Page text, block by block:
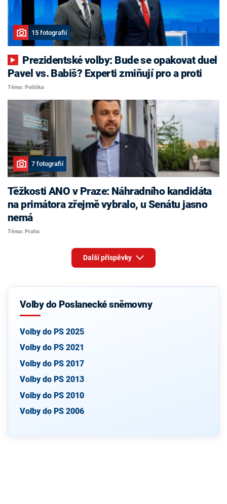
15 fotografií
Pavel vs. Babiš? Experti zmiňují pro a proti
Téma: Politika
7 fotografií
Těžkosti ANO v Praze: Náhradního kandidáta
na primátora zřejmě vybralo, u Senátu jasno
nemá
Téma: Praha
Další příspěvky
Volby do Poslanecké sněmovny
Volby do PS 2025
Volby do PS 2021
Volby do PS 2017
Volby do PS 2013
Volby do PS 2010
Volby do PS 2006